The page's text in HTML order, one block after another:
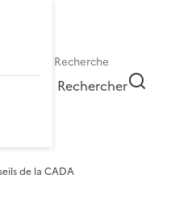
Rechercher
de la CADA